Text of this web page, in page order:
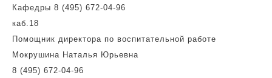
Кафедры 8 (495) 672-04-96
каб.18
Помощник директора по воспитательной работе
Мокрушина Наталья Юрьевна
8 (495) 672-04-96